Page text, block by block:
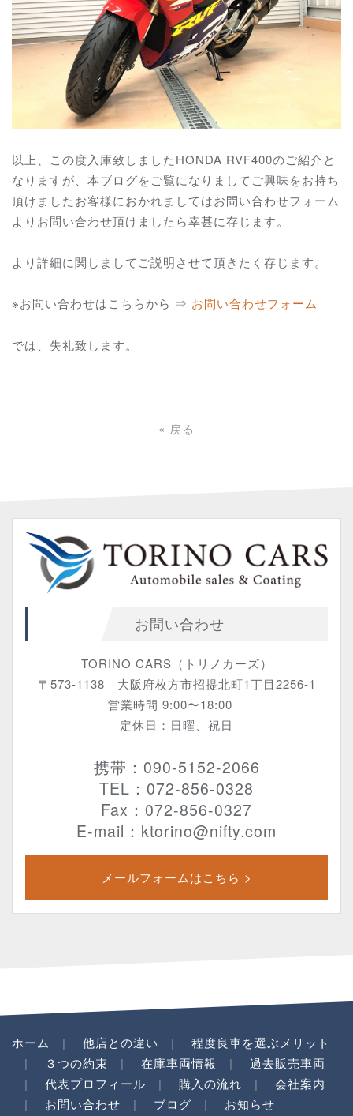
以上、この度入庫致しましたHONDA RVF400のご紹介と
なりますが、本ブログをご覧になりましてご興味をお持ち
頂けましたお客様におかれましてはお問い合わせフォーム
よりお問い合わせ頂けましたら幸甚に存じます。
より詳細に関しましてご説明させて頂きたく存じます。
※お問い合わせはこちらから ⇒ お問い合わせフォーム
では、失礼致します。
« 戻る
お問い合わせ
TORINO CARS（トリノカーズ）
〒573-1138 大阪府枚方市招提北町1丁目2256-1
営業時間 9:00〜18:00
定休日：日曜、祝日
携帯：090-5152-2066
TEL：072-856-0328
Fax：072-856-0327
E-mail：ktorino@nifty.com
メールフォームはこちら >
ホーム 他店との違い
程度良車を選ぶメリット
３つの約束
在庫車両情報
過去販売車両
代表プロフィール
購入の流れ
会社案内
お問い合わせ
ブログ お知らせ